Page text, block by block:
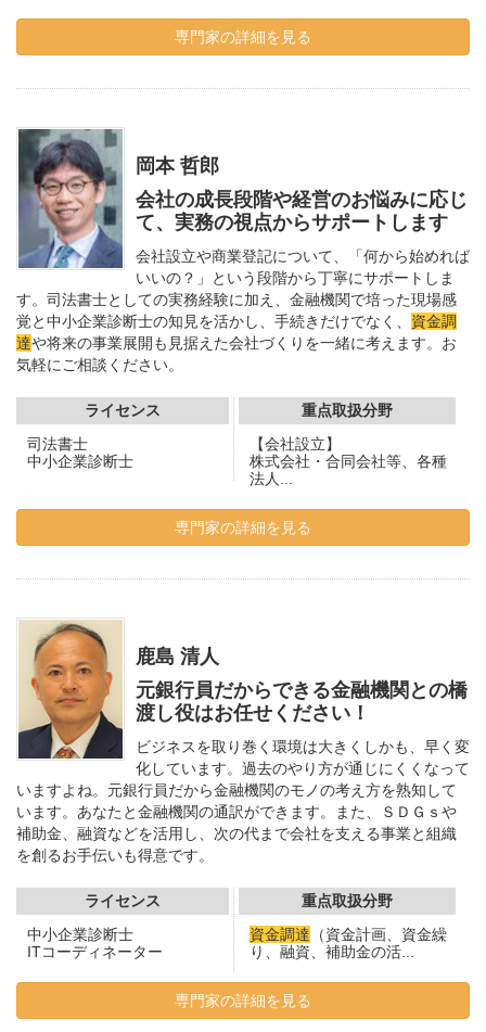
専門家の詳細を見る
岡本 哲郎
会社の成長段階や経営のお悩みに応じ
て、実務の視点からサポートします
会社設立や商業登記について、「何から始めれば
いいの？」という段階から丁寧にサポートしま
す。司法書士としての実務経験に加え、金融機関で培った現場感
覚と中小企業診断士の知見を活かし、手続きだけでなく、 資金調
達や将来の事業展開も見据えた会社づくりを一緒に考えます。お
気軽にご相談ください。
ライセンス
司法書士
中小企業診断士
重点取扱分野
【会社設立】
株式会社・合同会社等、各種
法人...
専門家の詳細を見る
鹿島 清人
元銀行員だからできる金融機関との橋
渡し役はお任せください！
ビジネスを取り巻く環境は大きくしかも、早く変
化しています。過去のやり方が通じにくくなって
いますよね。元銀行員だから金融機関のモノの考え方を熟知して
います。あなたと金融機関の通訳ができます。また、ＳＤＧｓや
補助金、融資などを活用し、次の代まで会社を支える事業と組織
を創るお手伝いも得意です。
ライセンス
中小企業診断士
ITコーディネーター
重点取扱分野
資金調達 （資金計画、資金繰
り、融資、補助金の活...
専門家の詳細を見る